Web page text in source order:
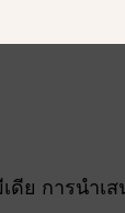
รแสดงออก
การนำเส